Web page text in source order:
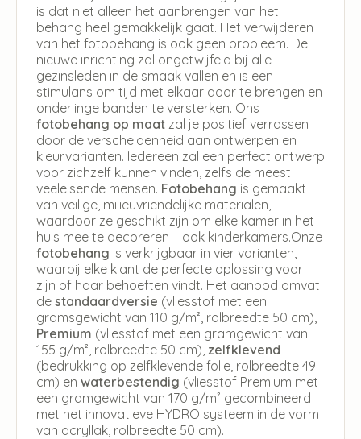
is dat niet alleen het aanbrengen van het
behang heel gemakkelijk gaat. Het verwijderen
van het fotobehang is ook geen probleem. De
nieuwe inrichting zal ongetwijfeld bij alle
gezinsleden in de smaak vallen en is een
stimulans om tijd met elkaar door te brengen en
onderlinge banden te versterken. Ons
fotobehang op maat zal je positief verrassen
door de verscheidenheid aan ontwerpen en
kleurvarianten. Iedereen zal een perfect ontwerp
voor zichzelf kunnen vinden, zelfs de meest
veeleisende mensen. Fotobehang is gemaakt
van veilige, milieuvriendelijke materialen,
waardoor ze geschikt zijn om elke kamer in het
huis mee te decoreren – ook kinderkamers.Onze
fotobehang is verkrijgbaar in vier varianten,
waarbij elke klant de perfecte oplossing voor
zijn of haar behoeften vindt. Het aanbod omvat
de standaardversie (vliesstof met een
gramsgewicht van 110 g/m², rolbreedte 50 cm),
Premium (vliesstof met een gramgewicht van
155 g/m², rolbreedte 50 cm), zelfklevend
(bedrukking op zelfklevende folie, rolbreedte 49
cm) en waterbestendig (vliesstof Premium met
een gramgewicht van 170 g/m² gecombineerd
met het innovatieve HYDRO systeem in de vorm
van acryllak, rolbreedte 50 cm).